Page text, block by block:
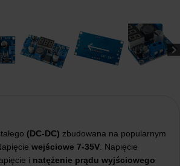
(DC-DC) zbudowana na popularnym
wejściowe 7-35V . Napięcie
i natężenie prądu wyjściowego